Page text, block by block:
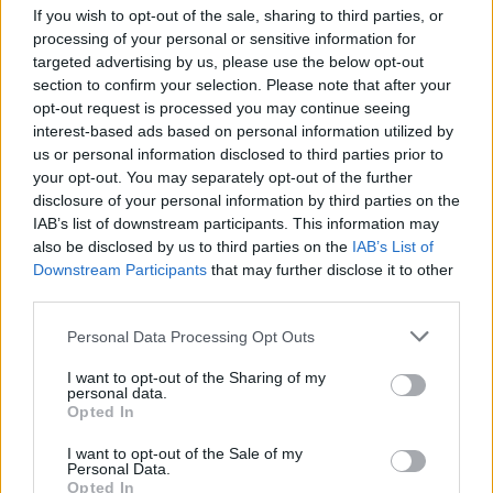
If you wish to opt-out of the sale, sharing to third parties, or
processing of your personal or sensitive information for
targeted advertising by us, please use the below opt-out
section to confirm your selection. Please note that after your
opt-out request is processed you may continue seeing
interest-based ads based on personal information utilized by
us or personal information disclosed to third parties prior to
your opt-out. You may separately opt-out of the further
disclosure of your personal information by third parties on the
IAB’s list of downstream participants. This information may
also be disclosed by us to third parties on the IAB’s List of
Downstream Participants that may further disclose it to other
Personal Data Processing Opt Outs
I want to opt-out of the Sharing of my
personal data.
Opted In
I want to opt-out of the Sale of my
Personal Data.
Opted In
Argjentina e “dashuruar”
me Infantinon, federata
del me deklaratë zyrtare:
Model transparent
Këmbimi valutor/ Me sa
blihen e shiten dollari dhe
euro, çfarë ndodh me
monedhat e tjera
Flakët përfshijnë banesën
shkaktohen dëme të
konsiderueshme
“Meta” gjobitet me 567
sigurinë e fëmijëve,
kompania: Do ta apelojmë